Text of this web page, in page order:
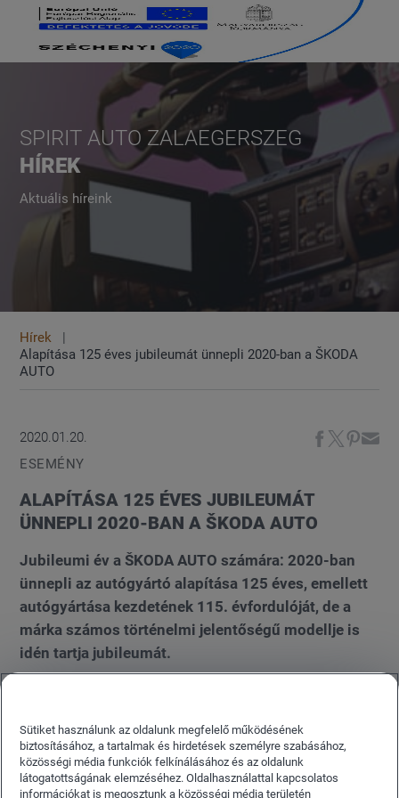
SPIRIT AUTO ZALAEGERSZEG
HÍREK
Aktuális híreink
Hírek
Alapítása 125 éves jubileumát ünnepli 2020-ban a ŠKODA
AUTO
2020.01.20.
ESEMÉNY
ALAPÍTÁSA 125 ÉVES JUBILEUMÁT
ÜNNEPLI 2020-BAN A ŠKODA AUTO
Jubileumi év a ŠKODA AUTO számára: 2020-ban
ünnepli az autógyártó alapítása 125 éves, emellett
autógyártása kezdetének 115. évfordulóját, de a
márka számos történelmi jelentőségű modellje is
idén tartja jubileumát.
Sütiket használunk az oldalunk megfelelő működésének
biztosításához, a tartalmak és hirdetések személyre szabásához,
közösségi média funkciók felkínálásához és az oldalunk
látogatottságának elemzéséhez. Oldalhasználattal kapcsolatos
információkat is megosztunk a közösségi média területén